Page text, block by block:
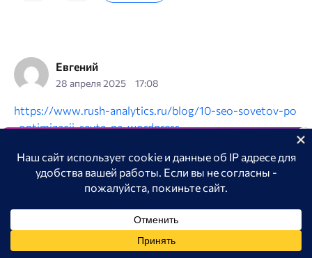
Евгений
28 апреля 2025 17:08
https://www.rush-analytics.ru/blog/10-seo-sovetov-po
-optimizacii-sayta-na-wordpress
Отслеживание бренда в
нейросетях
Анализируйте видимость бренда, продукта в ChatGPT,
Попробовать AI Трекер